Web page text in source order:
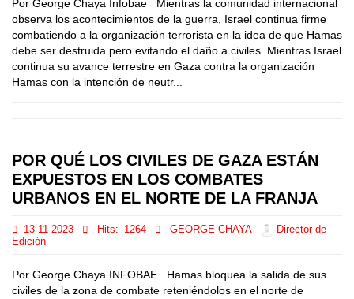
Por George Chaya Infobae Mientras la comunidad internacional
observa los acontecimientos de la guerra, Israel continua firme
combatiendo a la organización terrorista en la idea de que Hamas
debe ser destruida pero evitando el daño a civiles. Mientras Israel
continua su avance terrestre en Gaza contra la organización
Hamas con la intención de neutr...
POR QUÉ LOS CIVILES DE GAZA ESTÁN
EXPUESTOS EN LOS COMBATES
URBANOS EN EL NORTE DE LA FRANJA
13-11-2023 Hits: 1264 GEORGE CHAYA
Director de
Edición
Por George Chaya INFOBAE Hamas bloquea la salida de sus
civiles de la zona de combate reteniéndolos en el norte de